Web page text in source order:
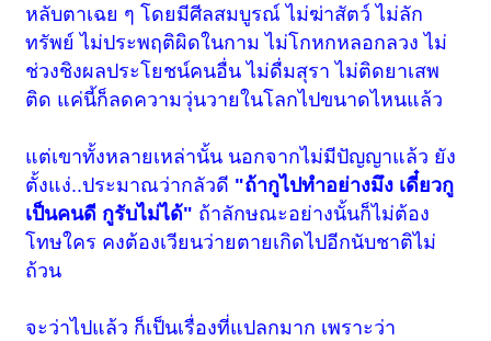
หลับตาเฉย ๆ โดยมีศีลสมบูรณ์ ไม่ฆ่าสัตว์ ไม่ลัก
ทรัพย์ ไม่ประพฤติผิดในกาม ไม่โกหกหลอกลวง ไม่
ช่วงชิงผลประโยชน์คนอื่น ไม่ดื่มสุรา ไม่ติดยาเสพ
ติด แค่นี้ก็ลดความวุ่นวายในโลกไปขนาดไหนแล้ว
แต่เขาทั้งหลายเหล่านั้น นอกจากไม่มีปัญญาแล้ว ยัง
ตั้งแง่..ประมาณว่ากลัวดี "ถ้ากูไปทำอย่างมึง เดี๋ยวกู
เป็นคนดี กูรับไม่ได้" ถ้าลักษณะอย่างนั้นก็ไม่ต้อง
โทษใคร คงต้องเวียนว่ายตายเกิดไปอีกนับชาติไม่
ถ้วน
จะว่าไปแล้ว ก็เป็นเรื่องที่แปลกมาก เพราะว่า